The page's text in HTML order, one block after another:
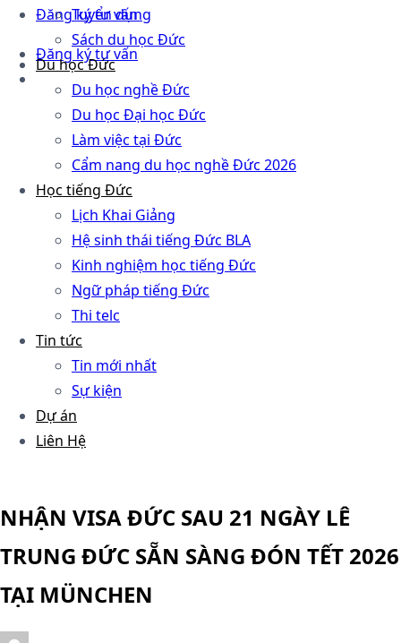
Đăng ký tư vấn
Đăng ký tư vấn
Tuyển dụng
Sách du học Đức
Du học Đức
Du học nghề Đức
Du học Đại học Đức
Làm việc tại Đức
Cẩm nang du học nghề Đức 2026
Học tiếng Đức
Lịch Khai Giảng
Hệ sinh thái tiếng Đức BLA
Kinh nghiệm học tiếng Đức
Ngữ pháp tiếng Đức
Thi telc
Tin tức
Tin mới nhất
Sự kiện
Dự án
Liên Hệ
NHẬN VISA ĐỨC SAU 21 NGÀY LÊ
TRUNG ĐỨC SẴN SÀNG ĐÓN TẾT 2026
TẠI MÜNCHEN